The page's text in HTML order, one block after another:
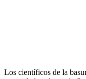
Los científicos de la